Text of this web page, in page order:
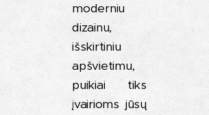
moderniu
dizainu,
išskirtiniu
apšvietimu,
puikiai tiks
įvairioms jūsų